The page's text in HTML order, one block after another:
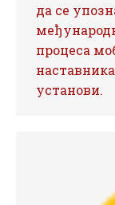
да се
процеса
установи.